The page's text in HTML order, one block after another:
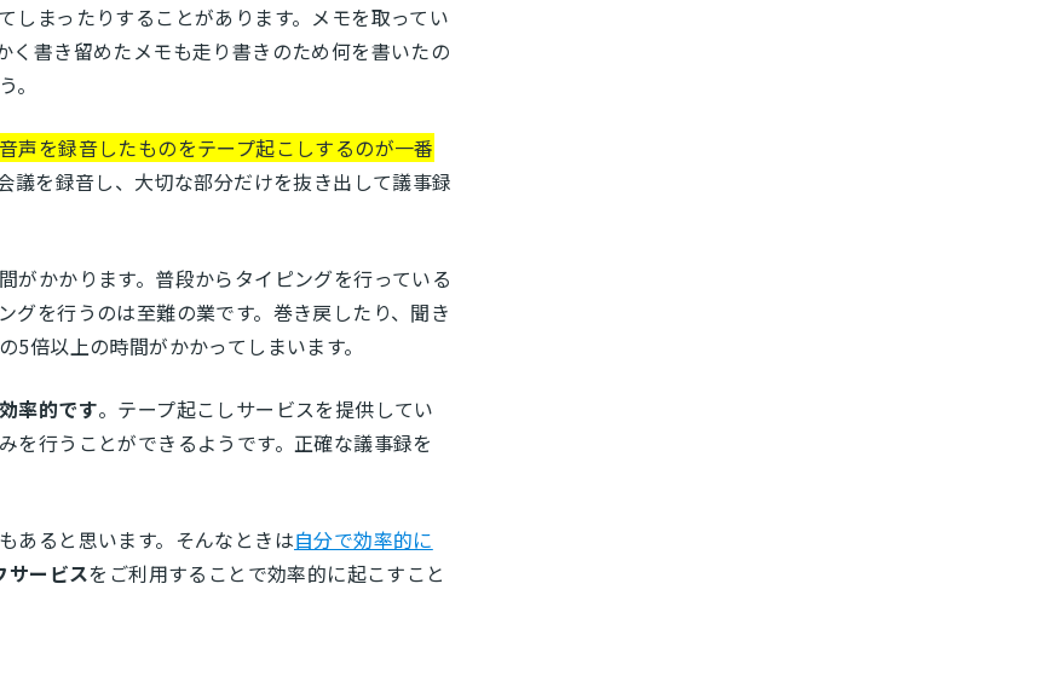
まったりすることがあります。メモを取ってい
く書き留めたメモも走り書きのため何を書いたの
声を録音したものをテープ起こしするのが一番
を録音し、大切な部分だけを抜き出して議事録
がかかります。普段からタイピングを行っている
グを行うのは至難の業です。巻き戻したり、聞き
倍以上の時間がかかってしまいます。
率的です。テープ起こしサービスを提供してい
を行うことができるようです。正確な議事録を
あると思います。そんなときは自分で効率的に
サービスをご利用することで効率的に起こすこと